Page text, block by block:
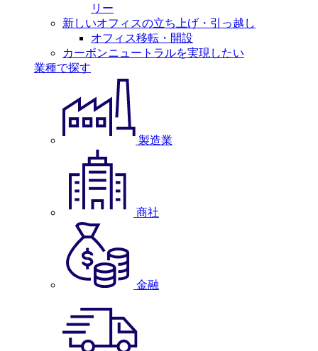
リー
新しいオフィスの立ち上げ・引っ越し
オフィス移転・開設
カーボンニュートラルを実現したい
業種で探す
製造業
商社
金融